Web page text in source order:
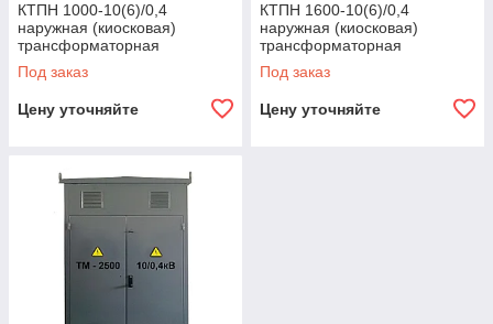
КТПН 1000-10(6)/0,4
наружная (киосковая)
трансформаторная
подстанция
Под заказ
Цену уточняйте
КТПН 1600-10(6)/0,4
наружная (киосковая)
трансформаторная
подстанция
Под заказ
Цену уточняйте